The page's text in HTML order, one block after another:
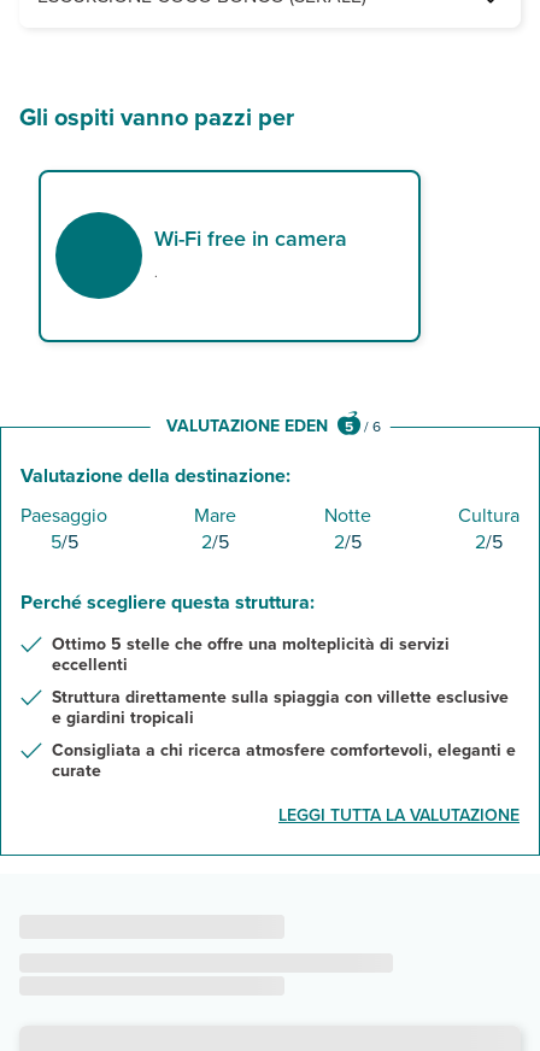
Il programma descritto è sempre organizzato su base gruppo
Gli ospiti vanno pazzi per
Wi-Fi free in camera
.
VALUTAZIONE EDEN 5 /6
Valutazione della destinazione:
Paesaggio
5/5
Mare
2/5
Notte
2/5
Cultura
2/5
Perché scegliere questa struttura:
Ottimo 5 stelle che offre una molteplicità di servizi
eccellenti
Struttura direttamente sulla spiaggia con villette esclusive
e giardini tropicali
Consigliata a chi ricerca atmosfere comfortevoli, eleganti e
curate
LEGGI TUTTA LA VALUTAZIONE